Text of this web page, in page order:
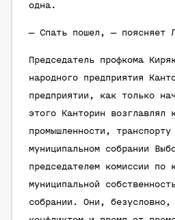
одна.
— Спать пошел, — поясняет
Председатель профкома
народного предприятия
предприятии, как только
этого Канторин возглавлял
промышленности,
муниципальном собрании
председателем комиссии по
муниципальной
собрании. Они, безусловно,